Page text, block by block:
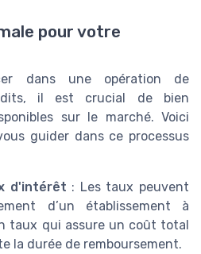
pour votre
dans une opération de
il est crucial de bien
sur le marché. Voici
guider dans ce processus
d'intérêt : Les taux peuvent
d’un établissement à
taux qui assure un coût total
la durée de remboursement.